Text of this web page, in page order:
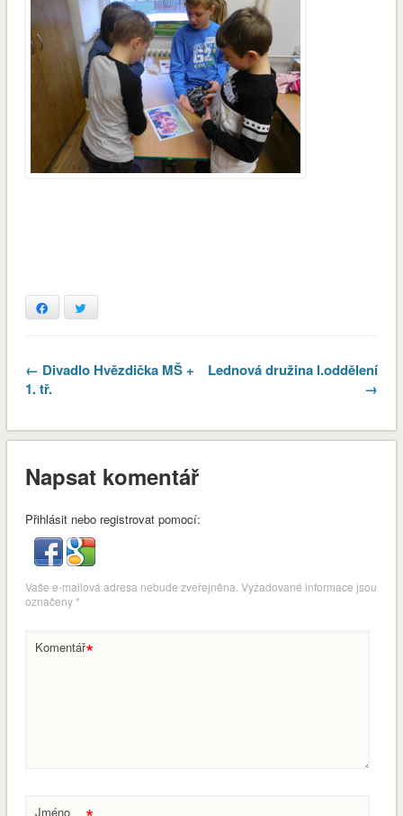
Facebook
← Divadlo Hvězdička MŠ +
1. tř.
Lednová družina l.oddělení
→
Napsat komentář
Přihlásit nebo registrovat pomocí:
Vaše e-mailová adresa nebude zveřejněna. Vyžadované informace jsou
označeny*
Komentář*
Jméno